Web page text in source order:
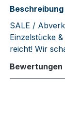
Beschreibung
SALE /
Einzelstücke
reicht! Wir
Bewertungen